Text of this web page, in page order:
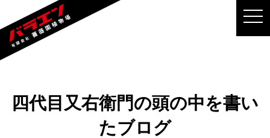
四代目又右衛門の頭の中を書い
たブログ